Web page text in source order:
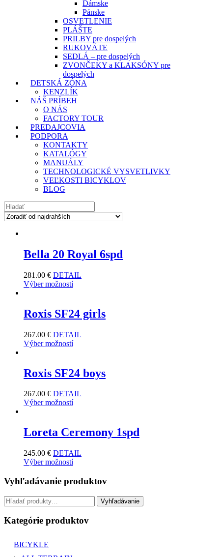
Dámske
Pánske
OSVETLENIE
PLÁŠTE
PRILBY pre dospelých
RUKOVÄTE
SEDLÁ – pre dospelých
ZVONČEKY a KLAKSÓNY pre
dospelých
DETSKÁ ZÓNA
KENZLÍK
NÁŠ PRÍBEH
O NÁS
FACTORY TOUR
PREDAJCOVIA
PODPORA
KONTAKTY
KATALÓGY
MANUÁLY
TECHNOLOGICKÉ VYSVETLIVKY
VEĽKOSTI BICYKLOV
BLOG
Bella 20 Royal 6spd
281.00 € DETAIL
Výber možností
Roxis SF24 girls
267.00 € DETAIL
Výber možností
Roxis SF24 boys
267.00 € DETAIL
Výber možností
Loreta Ceremony 1spd
245.00 € DETAIL
Výber možností
Vyhľadávanie produktov
Hľadať: Vyhľadávanie
Kategórie produktov
BICYKLE